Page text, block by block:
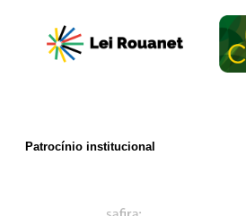
Patrocínio institucional